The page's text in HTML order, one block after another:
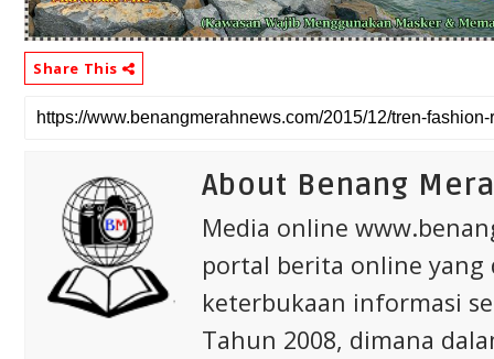
Share This
About Benang
Media online
portal berita online
keterbukaan informasi
Tahun 2008, dimana